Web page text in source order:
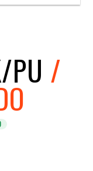
PU /